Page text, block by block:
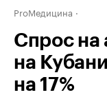
ProМедицина
Спрос на
на
на 17%